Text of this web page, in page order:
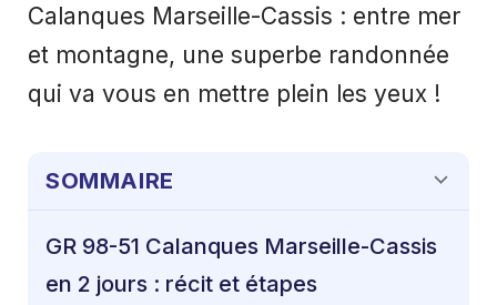
Calanques Marseille-Cassis : entre mer
et montagne, une superbe randonnée
qui va vous en mettre plein les yeux !
SOMMAIRE
GR 98-51 Calanques Marseille-Cassis
en 2 jours : récit et étapes